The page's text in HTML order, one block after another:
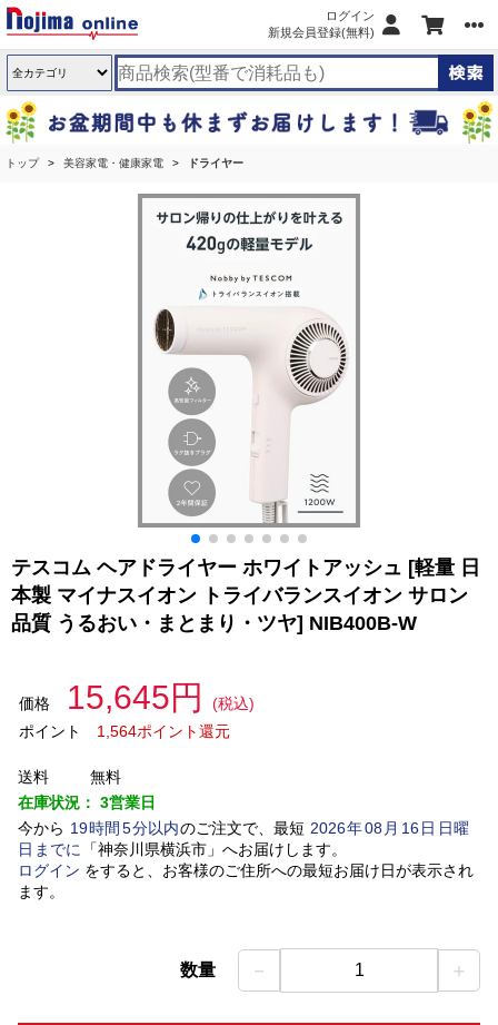
ログイン
新規会員登録(無料)
トップ 美容家電・健康家電 ドライヤー
テスコム ヘアドライヤー ホワイトアッシュ [軽量 日
本製 マイナスイオン トライバランスイオン サロン
品質 うるおい・まとまり・ツヤ] NIB400B-W
価格 15,645円
(税込)
ポイント
1,564ポイント還元
送料
無料
在庫状況： 3営業日
今から 19時間 5分以内のご注文で、最短 2026年08 月 16日日曜
日 までに 「神奈川県横浜市」 へお届けします。
ログイン をすると、お客様のご住所への最短お届け日が表示され
ます。
数量 － 1 ＋